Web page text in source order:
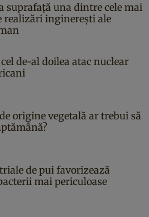
suprafață una dintre cele mai
realizări inginerești ale
de-al doilea atac nuclear
origine vegetală ar trebui să
de pui favorizează
mai periculoase